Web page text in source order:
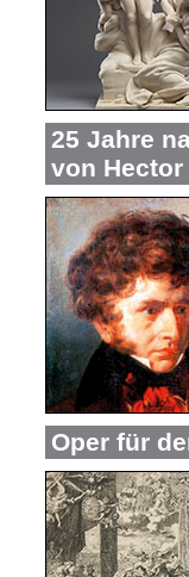
25 Jahre
von
Oper für